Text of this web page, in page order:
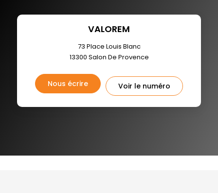
VALOREM
73 Place Louis Blanc
13300 Salon De Provence
Nous écrire Voir le numéro